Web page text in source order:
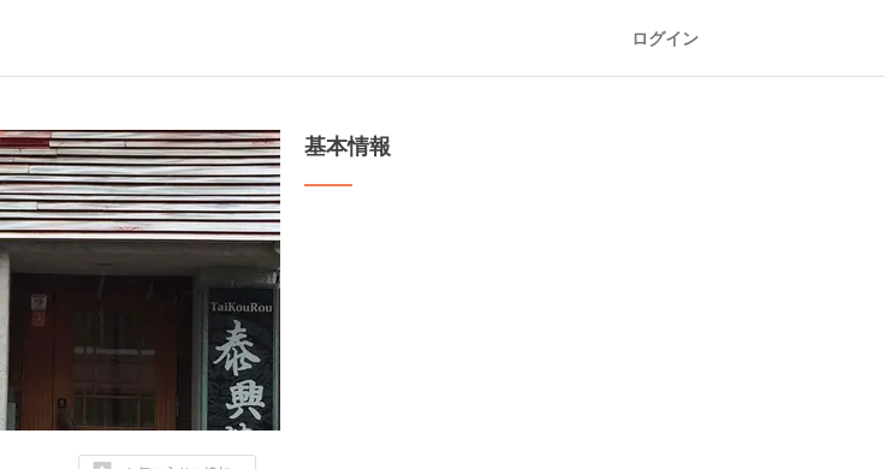
ログイン
基本情報